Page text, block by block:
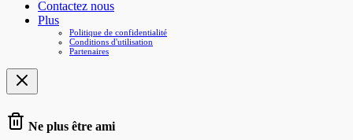
Contactez nous
Plus
Politique de confidentialité
Conditions d'utilisation
Partenaires
Ne plus être ami